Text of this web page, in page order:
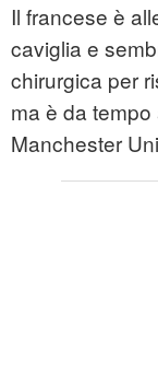
Il francese è
caviglia e
chirurgica per
ma è da
Manchester